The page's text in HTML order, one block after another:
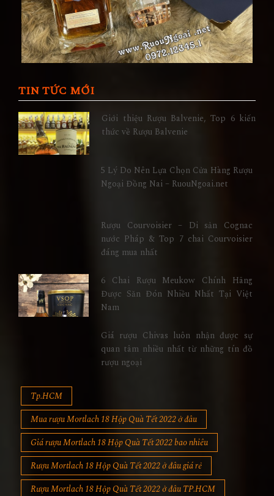
TIN TỨC MỚI
Giới thiệu Rượu Balvenie, Top 6 kiến
thức về Rượu Balvenie
5 Lý Do Nên Lựa Chọn Cửa Hàng Rượu
Ngoại Đồng Nai – RuouNgoai.net
Rượu Courvoisier – Di sản Cognac
nước Pháp & Top 7 chai Courvoisier
đáng mua nhất
6 Chai Rượu Meukow Chính Hãng
Được Săn Đón Nhiều Nhất Tại Việt
Nam
Giá rượu Chivas luôn nhận được sự
quan tâm nhiều nhất từ những tín đồ
rượu ngoại
Tp.HCM
Mua rượu Mortlach 18 Hộp Quà Tết 2022 ở đâu
Giá rượu Mortlach 18 Hộp Quà Tết 2022 bao nhiêu
Rượu Mortlach 18 Hộp Quà Tết 2022 ở đâu giá rẻ
Rượu Mortlach 18 Hộp Quà Tết 2022 ở đâu TP.HCM